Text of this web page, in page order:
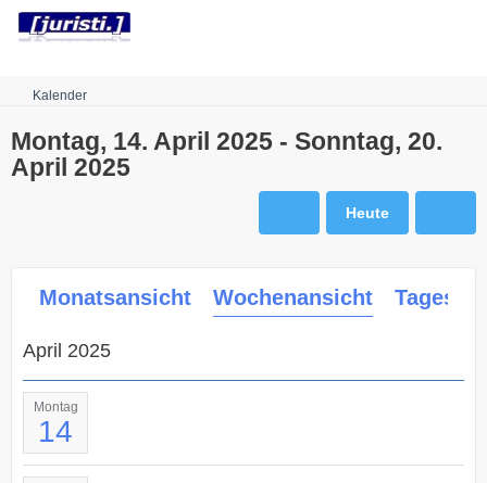
Robots.txt
Kalender
Montag, 14. April 2025 - Sonntag, 20.
April 2025
Heute
Monatsansicht Wochenansicht
April 2025
Montag
14